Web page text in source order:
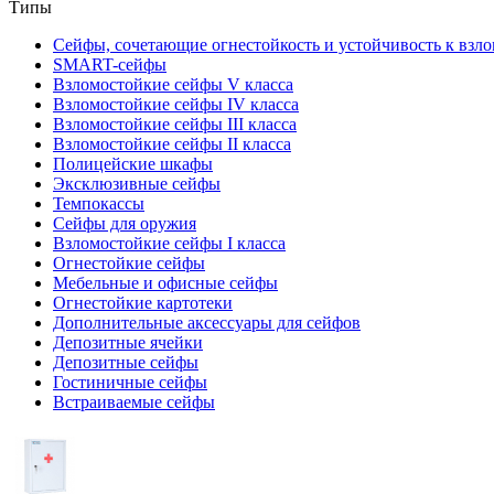
Типы
Сейфы, сочетающие огнестойкость и устойчивость к
SMART-сейфы
Взломостойкие сейфы V класса
Взломостойкие сейфы IV класса
Взломостойкие сейфы III класса
Взломостойкие сейфы II класса
Полицейские шкафы
Эксклюзивные сейфы
Темпокассы
Сейфы для оружия
Взломостойкие сейфы I класса
Огнестойкие сейфы
Мебельные и офисные сейфы
Огнестойкие картотеки
Дополнительные аксессуары для сейфов
Депозитные ячейки
Депозитные сейфы
Гостиничные сейфы
Встраиваемые сейфы